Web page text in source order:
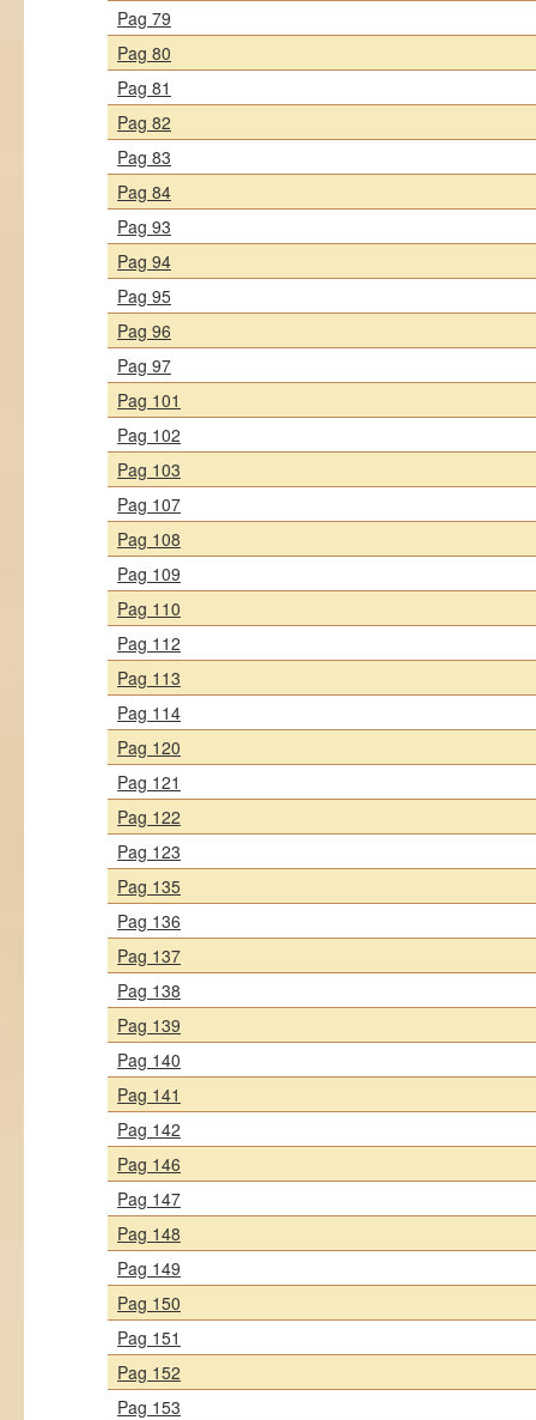
Pag 79
Pag 80
Pag 81
Pag 82
Pag 83
Pag 84
Pag 93
Pag 94
Pag 95
Pag 96
Pag 97
Pag 101
Pag 102
Pag 103
Pag 107
Pag 108
Pag 109
Pag 110
Pag 112
Pag 113
Pag 114
Pag 120
Pag 121
Pag 122
Pag 123
Pag 135
Pag 136
Pag 137
Pag 138
Pag 139
Pag 140
Pag 141
Pag 142
Pag 146
Pag 147
Pag 148
Pag 149
Pag 150
Pag 151
Pag 152
Pag 153